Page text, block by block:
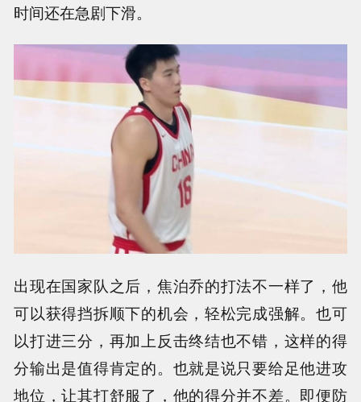
时间还在急剧下滑。
出现在国家队之后，焦泊乔的打法不一样了，他
可以获得挡拆顺下的机会，轻松完成强解。也可
以打进三分，再加上反击终结也不错，这样的得
分输出是值得肯定的。也就是说只要给足他进攻
地位，让其打舒服了，他的得分并不差。即便防